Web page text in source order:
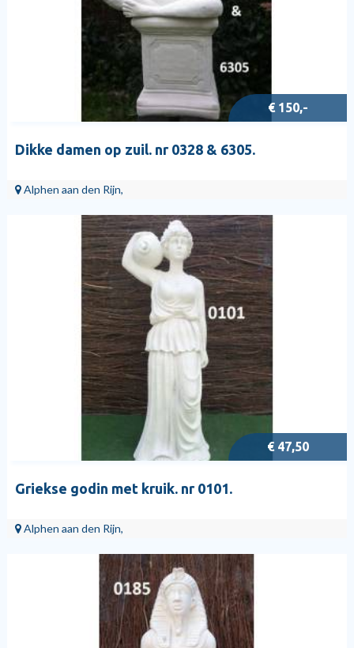
€ 150,-
Dikke damen op zuil. nr 0328 & 6305.
Alphen aan den Rijn,
€ 47,50
Griekse godin met kruik. nr 0101.
Alphen aan den Rijn,